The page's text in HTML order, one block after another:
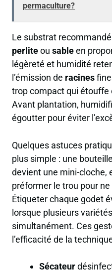
permaculture?
Le substrat
perliteou sableen
légèreté et humidité
l’émission de racines
trop compact qui étouffe
Avant plantation,
égoutter pour éviter
Quelques astuces
plus simple : une
devient une mini-cloche,
préformer le trou pour
Étiqueter chaque godet
lorsque plusieurs
simultanément. Ces
l’efficacité de la
Sécateur